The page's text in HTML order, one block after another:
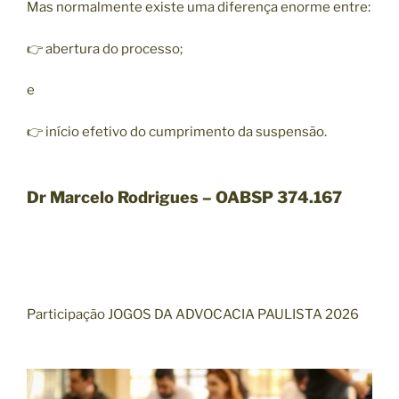
Mas normalmente existe uma diferença enorme entre:
👉 abertura do processo;
e
👉 início efetivo do cumprimento da suspensão.
Dr Marcelo Rodrigues – OABSP 374.167
Participação JOGOS DA ADVOCACIA PAULISTA 2026